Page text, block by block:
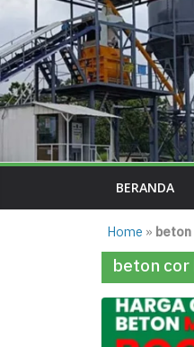
BERANDA
Home »
beton